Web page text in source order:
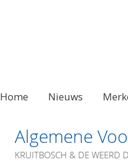
Home Nieuws
Algemene
KRUITBOSCH & DE WEERD